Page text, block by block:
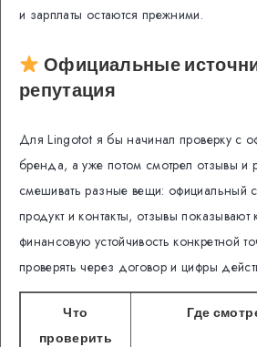
и зарплаты остаются прежними.
Официальные
репутация
Для Lingotot я бы начинал проверку с
бренда, а уже потом смотрел отзывы и
смешивать разные вещи: официальный
продукт и контакты, отзывы показывают
финансовую устойчивость конкретной
проверять через договор и цифры
Что
проверить
Где